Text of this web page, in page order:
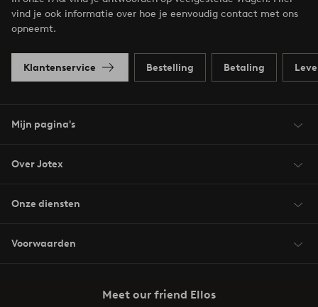
vind je ook informatie over hoe je eenvoudig contact met ons
opneemt.
Klantenservice Bestelling Betaling
Mijn pagina's
Over Jotex
Onze diensten
Voorwaarden
Meet our friend Ellos